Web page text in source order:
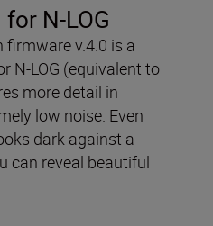
N-LOG
v.4.0 is a
N-LOG (equivalent to
more detail in
low noise. Even
dark against a
can reveal beautiful